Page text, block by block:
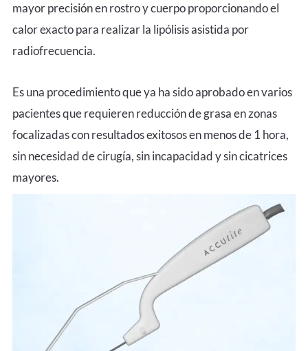
mayor precisión en rostro y cuerpo proporcionando el
calor exacto para realizar la lipólisis asistida por
radiofrecuencia.
Es una procedimiento que ya ha sido aprobado en varios
pacientes que requieren reducción de grasa en zonas
focalizadas con resultados exitosos en menos de 1 hora,
sin necesidad de cirugía, sin incapacidad y sin cicatrices
mayores.